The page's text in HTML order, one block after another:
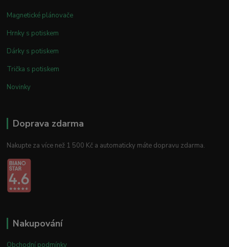
Magnetické plánovače
Hrnky s potiskem
Dárky s potiskem
Trička s potiskem
Novinky
Doprava zdarma
Nakupte za více než 1 500 Kč a automaticky máte dopravu zdarma.
Nakupování
Obchodní podmínky